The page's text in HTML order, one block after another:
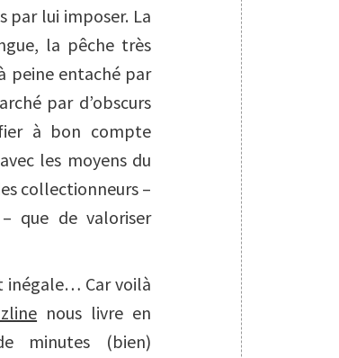
par lui imposer. La
la pêche très
peine entaché par
par d’obscurs
à bon compte
les moyens du
collectionneurs –
que de valoriser
inégale… Car voilà
nous livre en
minutes (bien)